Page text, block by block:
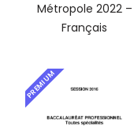
Métropole 2022 –
Français
PREMIUM